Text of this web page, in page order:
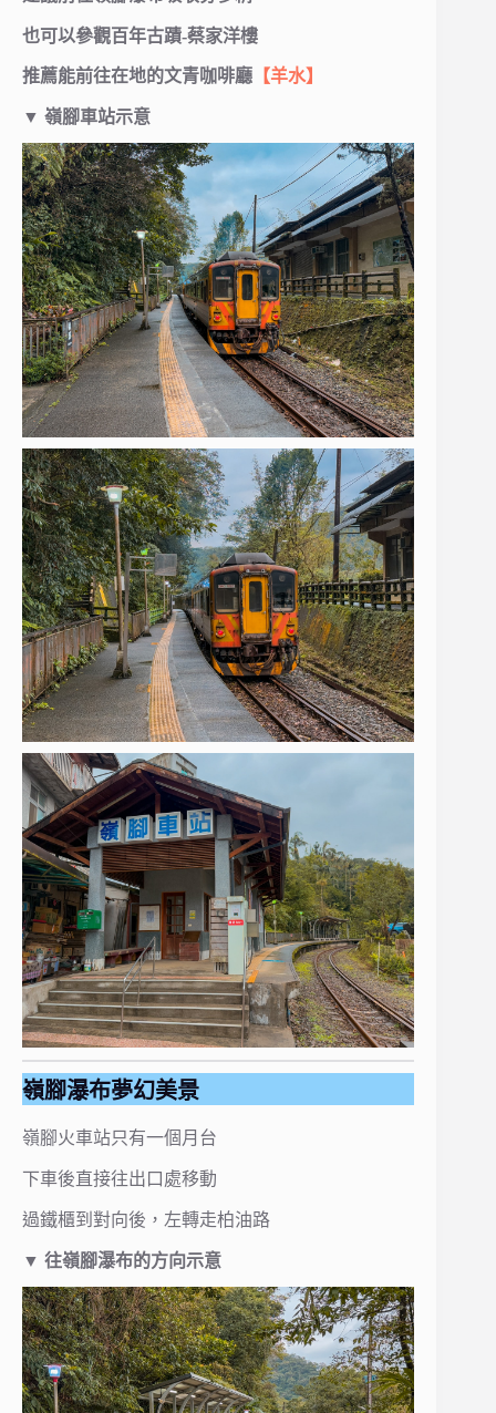
也可以參觀百年古蹟-蔡家洋樓
推薦能前往在地的文青咖啡廳 【羊水】
▼ 嶺腳車站示意
嶺腳瀑布夢幻美景
嶺腳火車站只有一個月台
下車後直接往出口處移動
過鐵櫃到對向後，左轉走柏油路
▼ 往嶺腳瀑布的方向示意